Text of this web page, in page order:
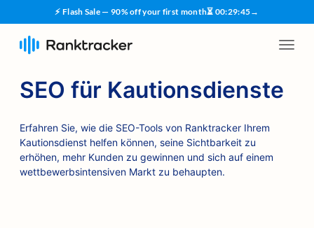
⚡ Flash Sale — 90% off your first month⏳ 00:29:44→
SEO für Kautionsdienste
Erfahren Sie, wie die SEO-Tools von Ranktracker Ihrem
Kautionsdienst helfen können, seine Sichtbarkeit zu
erhöhen, mehr Kunden zu gewinnen und sich auf einem
wettbewerbsintensiven Markt zu behaupten.